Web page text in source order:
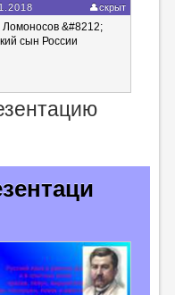
скрыт
&#8212;
сын России